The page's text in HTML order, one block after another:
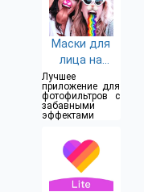
Маски для
лица на
камеру: фото
смайликов,
стикеры
Лучшее
приложение для
фотофильтров с
забавными
эффектами